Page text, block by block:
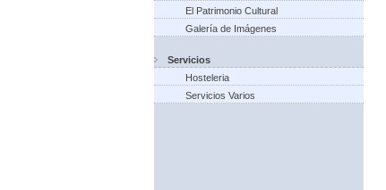
El Patrimonio Cultural
Galería de Imágenes
Servicios
Hosteleria
Servicios Varios